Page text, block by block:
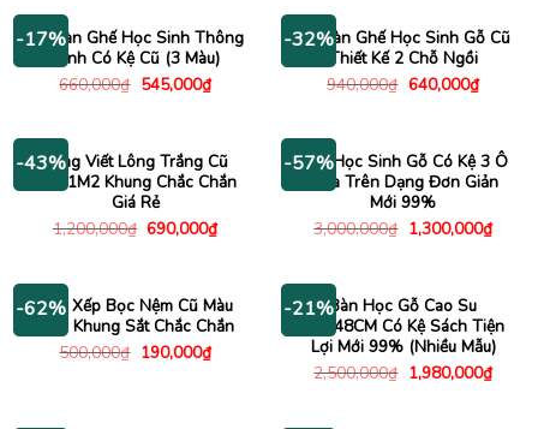
-17%
Bộ Bàn Ghế Học Sinh Thông
Minh Có Kệ Cũ (3 Màu)
660,000₫ Giá
545,000₫Giá
hiện
545,000₫.
-32%
Bộ Bàn Ghế Học Sinh Gỗ Cũ
Thiết Kế 2 Chỗ Ngồi
940,000₫ Giá
640,000₫Giá
hiện
-43%Bảng Viết Lông Trắng Cũ
2MX1M2 Khung Chắc Chắn
Giá Rẻ
1,200,000₫ Giá
690,000₫Giá
hiện
690,000₫.
-57%
Bàn Học Sinh Gỗ Có Kệ 3 Ô
Phía Trên Dạng Đơn Giản
Mới 99%
3,000,000₫ Giá
gốc
1,300,000₫Giá
hiện
-62%
Ghế Xếp Bọc Nệm Cũ Màu
Đen Khung Sắt Chắc Chắn
500,000₫ Giá
190,000₫Giá
hiện
-21%Bàn Học Gỗ Cao Su
1Mx48CM Có Kệ Sách Tiện
Lợi Mới 99% (Nhiều Mẫu)
2,500,000₫ Giá
gốc
1,980,000₫Giá
hiện